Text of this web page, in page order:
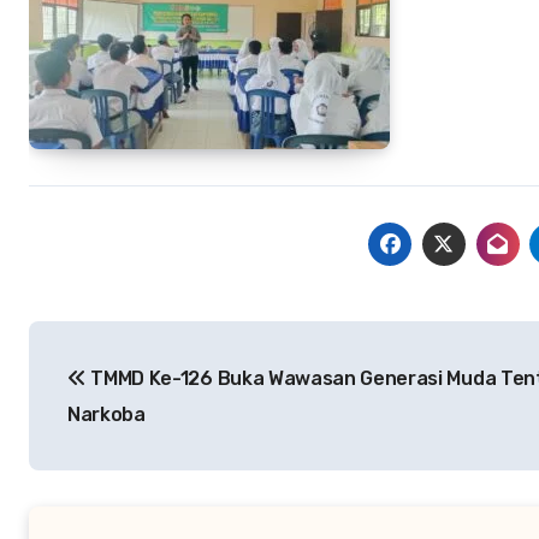
pos TMMD Ke-126 Buka Wawasan Generasi Muda
Narkoba